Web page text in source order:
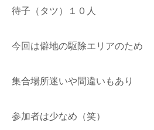
待子（タツ）１０人
今回は僻地の駆除エリアのため
集合場所迷いや間違いもあり
参加者は少なめ（笑）